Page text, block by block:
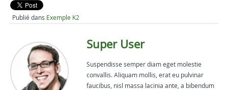
Publié dans Exemple K2
Super User
Suspendisse semper diam eget molestie
convallis. Aliquam mollis, erat eu pulvinar
faucibus, nisl massa lacinia ante, a bibendum